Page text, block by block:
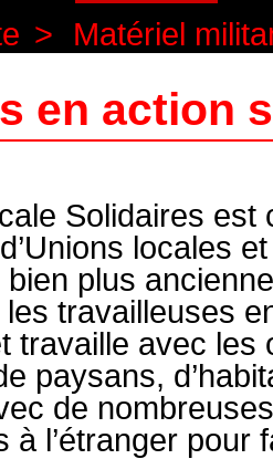
> Matériel
en action
Solidaires
locales
plus
travailleuses
travaille avec
paysans,
de
à l’étranger